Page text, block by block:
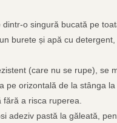
o singură bucată pe
burete și apă cu
(care nu se rupe), se
orizontală de la stânga
a risca ruperea.
adeziv pastă la găleată,